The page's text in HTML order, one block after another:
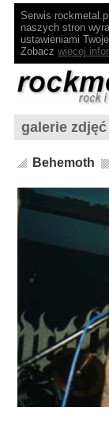
Serwis
naszych stron
ustawieniami
Zobacz więcej
galerie zdjęć
Behemoth